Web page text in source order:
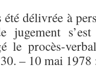
délivrée à
jugement
le procès-
– 10 mai